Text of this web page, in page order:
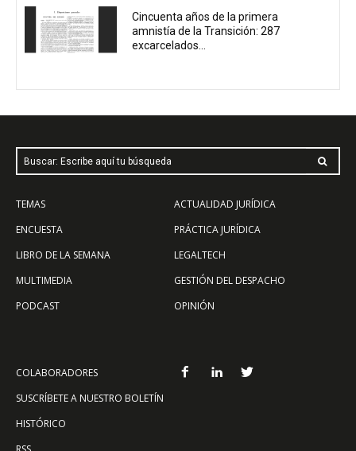
Cincuenta años de la primera
amnistía de la Transición: 287
excarcelados...
Buscar: Escribe aquí tu búsqueda
TEMAS
ENCUESTA
LIBRO DE LA SEMANA
MULTIMEDIA
PODCAST
ACTUALIDAD JURÍDICA
PRÁCTICA JURÍDICA
LEGALTECH
GESTIÓN DEL DESPACHO
OPINIÓN
COLABORADORES
SUSCRÍBETE A NUESTRO BOLETÍN
HISTÓRICO